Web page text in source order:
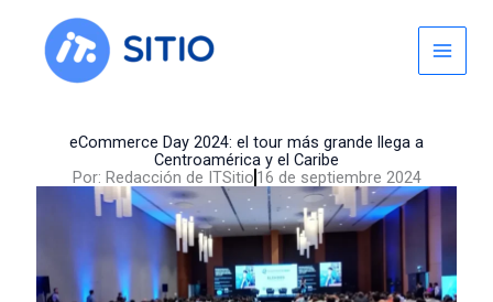
content
eCommerce Day 2024: el tour más grande llega a
Centroamérica y el Caribe
Por: Redacción de ITSitio 16 de septiembre 2024